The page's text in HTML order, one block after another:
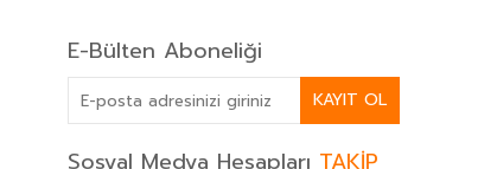
E-Bülten Aboneliği
KAYIT OL
Sosyal Medya Hesapları TAKİP